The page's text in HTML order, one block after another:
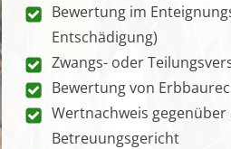
Bewertung im
Entschädigung)
Zwangs- oder
Bewertung von
Wertnachweis gegenüber
Betreuungsgericht